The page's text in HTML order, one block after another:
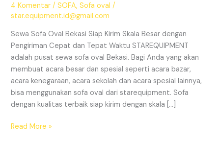
4 Komentar /SOFA,Sofa oval /
star.equipment.id@gmail.com
Sewa Sofa Oval Bekasi Siap Kirim Skala Besar dengan
Pengiriman Cepat dan Tepat Waktu STAREQUIPMENT
adalah pusat sewa sofa oval Bekasi. Bagi Anda yang akan
membuat acara besar dan spesial seperti acara bazar,
acara kenegaraan, acara sekolah dan acara spesial lainnya,
bisa menggunakan sofa oval dari starequipment. Sofa
dengan kualitas terbaik siap kirim dengan skala […]
SEWA
Read More »